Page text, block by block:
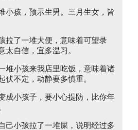
小孩，预示生男。三月生女，皆
拉了一堆大便，意味着可望录
太自信，宜多温习。
堆小孩来我店里吃饭，意味着诸
伏不定，动静要多慎重。
成小孩子，要小心提防，比你年
己小孩拉了一堆屎，说明经过多